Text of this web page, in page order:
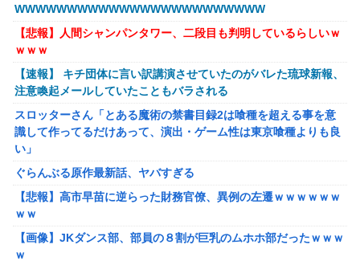
【衝撃】クロちゃん、とち狂ったツイートをする←コレ言うほど
おかしいか？？？？？？
佐藤二朗、妻とのハグを報告「文〇砲より遥かに威力は弱いが、
僕のノロケ砲をお見舞いする」
【画像】こんな感じのクルマで車中泊旅したいよな？？？
【朗報】ドラゴンボール史上、最も実力とその人気が伴わない微
妙すぎるキャラさん決まる！！
路上駐車中のテスラ車を超弩級のゲリラ豪雨が直撃、水が溢れて
どんどん浸かっていくのを……
【艦これ】そもそも深海ってなんか悪いことしたの
【艦これ】けーかいじん 他
【艦これ】E5ヌルイとかいう風説には騙されないぞ スキャンプ
WWWWWWWWWWWWWWWWWWWWWWWW
【悲報】人間シャンパンタワー、二段目も判明しているらしいｗ
ｗｗｗ
【速報】 キチ団体に言い訳講演させていたのがバレた琉球新報、
注意喚起メールしていたこともバラされる
スロッターさん「とある魔術の禁書目録2は喰種を超える事を意
識して作ってるだけあって、演出・ゲーム性は東京喰種よりも良
い」
ぐらんぶる原作最新話、ヤバすぎる
【悲報】高市早苗に逆らった財務官僚、異例の左遷ｗｗｗｗｗｗ
ｗｗ
【画像】JKダンス部、部員の８割が巨乳のムホホ部だったｗｗｗ
ｗ